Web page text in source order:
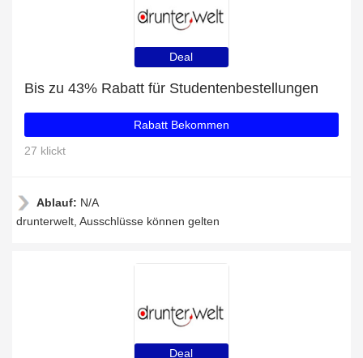
Deal
Bis zu 43% Rabatt für Studentenbestellungen
Rabatt Bekommen
27 klickt
Ablauf: N/A
drunterwelt, Ausschlüsse können gelten
Deal